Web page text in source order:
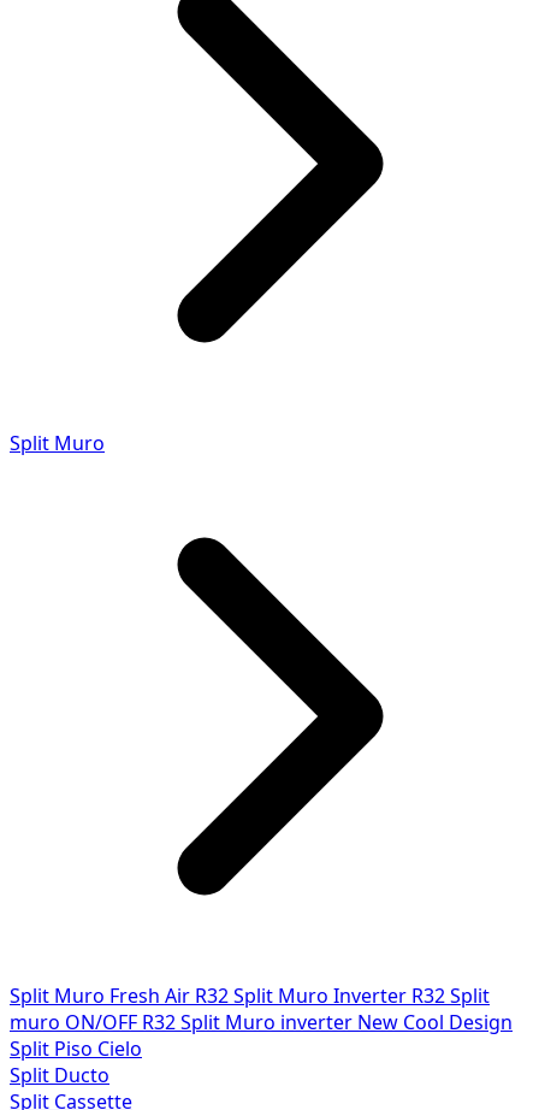
Split Muro
Split Muro Fresh Air R32Split Muro Inverter R32Split
muro ON/OFF R32Split Muro inverter New Cool Design
Split Piso Cielo
Split Ducto
Split Cassette